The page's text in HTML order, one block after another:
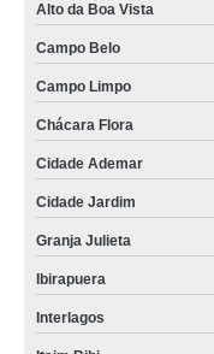
Alto da Boa Vista
Campo Belo
Campo Limpo
Chácara Flora
Cidade Ademar
Cidade Jardim
Granja Julieta
Ibirapuera
Interlagos